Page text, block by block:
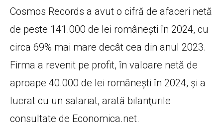
Cosmos Records a avut o cifră de afaceri netă
de peste 141.000 de lei românești în 2024, cu
circa 69% mai mare decât cea din anul 2023.
Firma a revenit pe profit, în valoare netă de
aproape 40.000 de lei românești în 2024, şi a
lucrat cu un salariat, arată bilanţurile
consultate de Economica.net.